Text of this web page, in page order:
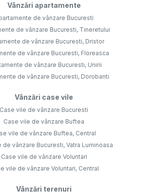
Vânzări apartamente
de vânzare Bucuresti
de vânzare Bucuresti, Tineretului
de vânzare Bucuresti, Dristor
de vânzare Bucuresti, Floreasca
de vânzare Bucuresti, Unirii
de vânzare Bucuresti, Dorobanti
Vânzări case vile
Case vile de vânzare Bucuresti
Case vile de vânzare Buftea
vile de vânzare Buftea, Central
de vânzare Bucuresti, Vatra Luminoasa
Case vile de vânzare Voluntari
vile de vânzare Voluntari, Central
Vânzări terenuri